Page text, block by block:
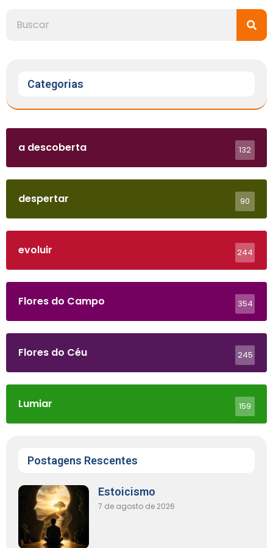
Categorias
a descoberta 132
despertar 90
evoluir 244
Flores do Campo 354
Flores do Céu 245
Lumiar 159
Postagens Rescentes
Estoicismo
7 de agosto de 2026